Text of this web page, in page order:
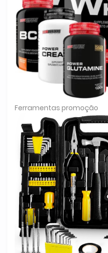
Ferramentas promoção